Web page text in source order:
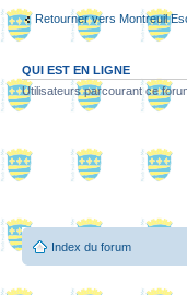
Retourner vers Montreuil
QUI EST EN LIGNE
Utilisateurs parcourant ce
Index du forum